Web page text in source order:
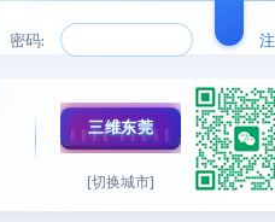
密码:
三维东莞
[切换城市]